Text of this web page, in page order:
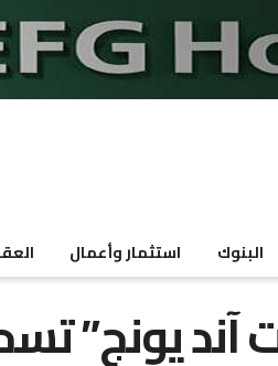
البنوك استثمار وأعمال
آند يونج”